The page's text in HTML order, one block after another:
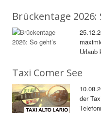
Brückentage 2026:
Urlaub
Taxi Comer See
der